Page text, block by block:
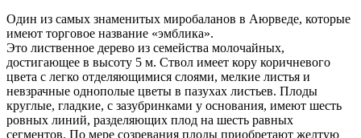
Один из самых знаменитых миробаланов в Аюрведе, которые
имеют торговое название «эмблика».
Это лиственное дерево из семейства молочайных,
достигающее в высоту 5 м. Ствол имеет кору коричневого
цвета с легко отделяющимися слоями, мелкие листья и
невзрачные однополые цветы в пазухах листьев. Плоды
круглые, гладкие, с зазубринками у основания, имеют шесть
ровных линий, разделяющих плод на шесть равных
сегментов. По мере созревания плоды приобретают желтую